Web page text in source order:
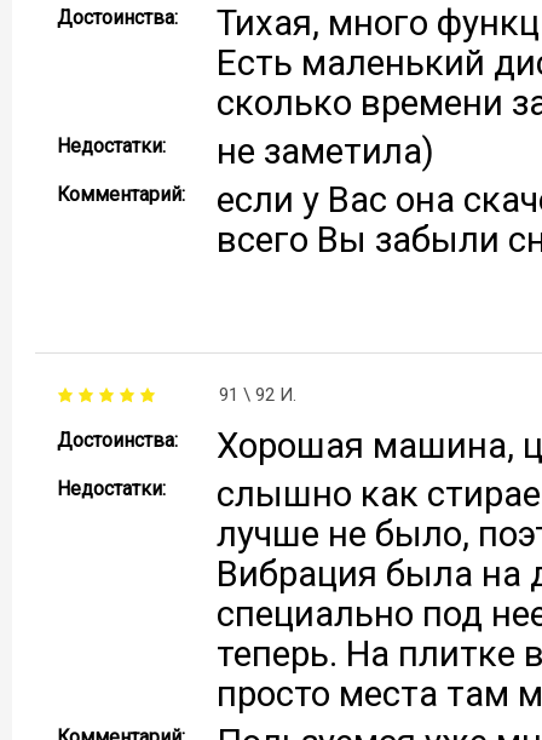
Достоинства:
Тихая, много
Есть маленький
сколько времени
Недостатки: не заметила)
Комментарий:
если у Вас она
всего Вы забыли
91 \ 92 И.
Достоинства: Хорошая машина,
Недостатки:
слышно как
лучше не было,
Вибрация была на
специально под
теперь. На плитке
просто места там